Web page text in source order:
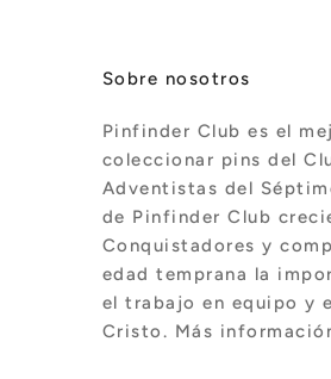
Sobre nosotros
Pinfinder Club es el
coleccionar pins del
Adventistas del
de Pinfinder Club
Conquistadores y
edad temprana la
el trabajo en equipo y
Cristo. Más